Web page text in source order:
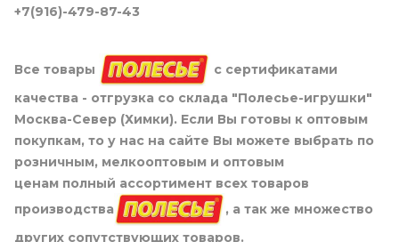
+7(916)-479-87-43
Все товары
с сертификатами
качества - отгрузка со склада "Полесье-игрушки"
Москва-Север (Химки). Если Вы готовы к оптовым
покупкам, то у нас на сайте Вы можете выбрать по
розничным, мелкооптовым и оптовым
ценам полный ассортимент всех товаров
производства
, а так же множество
других сопутствующих товаров.